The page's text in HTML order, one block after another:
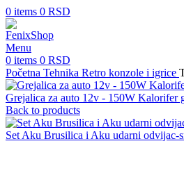
0 items 0 RSD
Menu
0 items 0 RSD
Početna Tehnika Retro konzole i igrice
Grejalica za auto 12v - 150W Kalorifer
Back to products
Set Aku Brusilica i Aku udarni odvijac-